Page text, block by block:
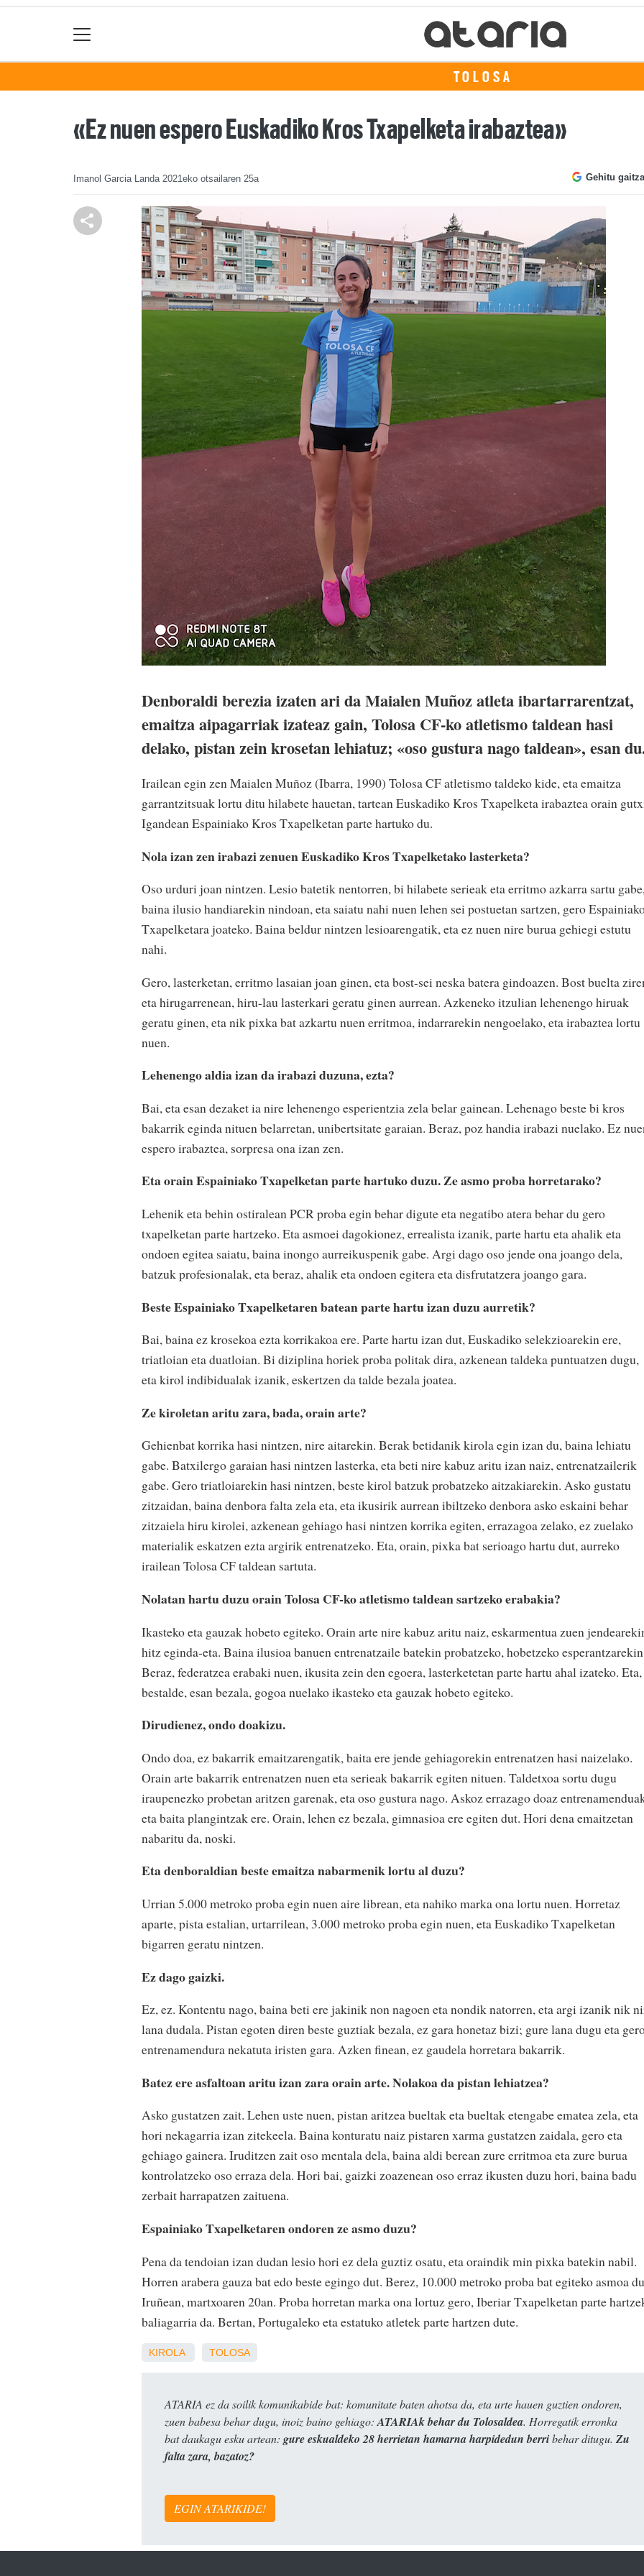
TOLOSA
«Ez nuen espero Euskadiko Kros Txapelketa irabaztea»
Imanol Garcia Landa 2021eko otsailaren 25a Gehitu
Denboraldi berezia izaten ari da Maialen Muñoz atleta ibartarrarentzat,
emaitza aipagarriak izateaz gain, Tolosa CF-ko atletismo taldean hasi
delako, pistan zein krosetan lehiatuz; «oso gustura nago taldean», esan
Irailean egin zen Maialen Muñoz (Ibarra, 1990) Tolosa CF atletismo taldeko kide, eta emaitza
garrantzitsuak lortu ditu hilabete hauetan, tartean Euskadiko Kros Txapelketa irabaztea orain
Igandean Espainiako Kros Txapelketan parte hartuko du.
Nola izan zen irabazi zenuen Euskadiko Kros Txapelketako lasterketa?
Oso urduri joan nintzen. Lesio batetik nentorren, bi hilabete serieak eta erritmo azkarra sartu
baina ilusio handiarekin nindoan, eta saiatu nahi nuen lehen sei postuetan sartzen, gero
Txapelketara joateko. Baina beldur nintzen lesioarengatik, eta ez nuen nire burua gehiegi estutu
nahi.
Gero, lasterketan, erritmo lasaian joan ginen, eta bost-sei neska batera gindoazen. Bost buelta
eta hirugarrenean, hiru-lau lasterkari geratu ginen aurrean. Azkeneko itzulian lehenengo hiruak
geratu ginen, eta nik pixka bat azkartu nuen erritmoa, indarrarekin nengoelako, eta irabaztea lortu
nuen.
Lehenengo aldia izan da irabazi duzuna, ezta?
Bai, eta esan dezaket ia nire lehenengo esperientzia zela belar gainean. Lehenago beste bi kros
bakarrik eginda nituen belarretan, unibertsitate garaian. Beraz, poz handia irabazi nuelako. Ez
espero irabaztea, sorpresa ona izan zen.
Eta orain Espainiako Txapelketan parte hartuko duzu. Ze asmo proba horretarako?
Lehenik eta behin ostiralean PCR proba egin behar digute eta negatibo atera behar du gero
txapelketan parte hartzeko. Eta asmoei dagokionez, errealista izanik, parte hartu eta ahalik eta
ondoen egitea saiatu, baina inongo aurreikuspenik gabe. Argi dago oso jende ona joango dela,
batzuk profesionalak, eta beraz, ahalik eta ondoen egitera eta disfrutatzera joango gara.
Beste Espainiako Txapelketaren batean parte hartu izan duzu aurretik?
Bai, baina ez krosekoa ezta korrikakoa ere. Parte hartu izan dut, Euskadiko selekzioarekin ere,
triatloian eta duatloian. Bi diziplina horiek proba politak dira, azkenean taldeka puntuatzen dugu,
eta kirol indibidualak izanik, eskertzen da talde bezala joatea.
Ze kiroletan aritu zara, bada, orain arte?
Gehienbat korrika hasi nintzen, nire aitarekin. Berak betidanik kirola egin izan du, baina lehiatu
gabe. Batxilergo garaian hasi nintzen lasterka, eta beti nire kabuz aritu izan naiz, entrenatzailerik
gabe. Gero triatloiarekin hasi nintzen, beste kirol batzuk probatzeko aitzakiarekin. Asko gustatu
zitzaidan, baina denbora falta zela eta, eta ikusirik aurrean ibiltzeko denbora asko eskaini behar
zitzaiela hiru kirolei, azkenean gehiago hasi nintzen korrika egiten, errazagoa zelako, ez zuelako
materialik eskatzen ezta argirik entrenatzeko. Eta, orain, pixka bat serioago hartu dut, aurreko
irailean Tolosa CF taldean sartuta.
Nolatan hartu duzu orain Tolosa CF-ko atletismo taldean sartzeko erabakia?
Ikasteko eta gauzak hobeto egiteko. Orain arte nire kabuz aritu naiz, eskarmentua zuen
hitz eginda-eta. Baina ilusioa banuen entrenatzaile batekin probatzeko, hobetzeko
Beraz, federatzea erabaki nuen, ikusita zein den egoera, lasterketetan parte hartu ahal izateko. Eta,
bestalde, esan bezala, gogoa nuelako ikasteko eta gauzak hobeto egiteko.
Dirudienez, ondo doakizu.
Ondo doa, ez bakarrik emaitzarengatik, baita ere jende gehiagorekin entrenatzen hasi naizelako.
Orain arte bakarrik entrenatzen nuen eta serieak bakarrik egiten nituen. Taldetxoa sortu dugu
iraupenezko probetan aritzen garenak, eta oso gustura nago. Askoz errazago doaz
eta baita plangintzak ere. Orain, lehen ez bezala, gimnasioa ere egiten dut. Hori dena emaitzetan
nabaritu da, noski.
Eta denboraldian beste emaitza nabarmenik lortu al duzu?
Urrian 5.000 metroko proba egin nuen aire librean, eta nahiko marka ona lortu nuen. Horretaz
aparte, pista estalian, urtarrilean, 3.000 metroko proba egin nuen, eta Euskadiko Txapelketan
bigarren geratu nintzen.
Ez dago gaizki.
Ez, ez. Kontentu nago, baina beti ere jakinik non nagoen eta nondik natorren, eta argi izanik nik
lana dudala. Pistan egoten diren beste guztiak bezala, ez gara honetaz bizi; gure lana dugu eta
entrenamendura nekatuta iristen gara. Azken finean, ez gaudela horretara bakarrik.
Batez ere asfaltoan aritu izan zara orain arte. Nolakoa da pistan lehiatzea?
Asko gustatzen zait. Lehen uste nuen, pistan aritzea bueltak eta bueltak etengabe ematea zela, eta
hori nekagarria izan zitekeela. Baina konturatu naiz pistaren xarma gustatzen zaidala, gero eta
gehiago gainera. Iruditzen zait oso mentala dela, baina aldi berean zure erritmoa eta zure burua
kontrolatzeko oso erraza dela. Hori bai, gaizki zoazenean oso erraz ikusten duzu hori, baina badu
zerbait harrapatzen zaituena.
Espainiako Txapelketaren ondoren ze asmo duzu?
Pena da tendoian izan dudan lesio hori ez dela guztiz osatu, eta oraindik min pixka batekin nabil.
Horren arabera gauza bat edo beste egingo dut. Berez, 10.000 metroko proba bat egiteko asmoa
Iruñean, martxoaren 20an. Proba horretan marka ona lortuz gero, Iberiar Txapelketan parte
baliagarria da. Bertan, Portugaleko eta estatuko atletek parte hartzen dute.
KIROLA TOLOSA
ATARIA ez da soilik komunikabide bat: komunitate baten ahotsa da, eta urte hauen guztien ondoren,
zuen babesa behar dugu, inoiz baino gehiago: ATARIAk behar du Tolosaldea. Horregatik erronka
bat daukagu esku artean: gure eskualdeko 28 herrietan hamarna harpidedun berribehar ditugu. Zu
falta zara, bazatoz?
EGIN ATARIKIDE!